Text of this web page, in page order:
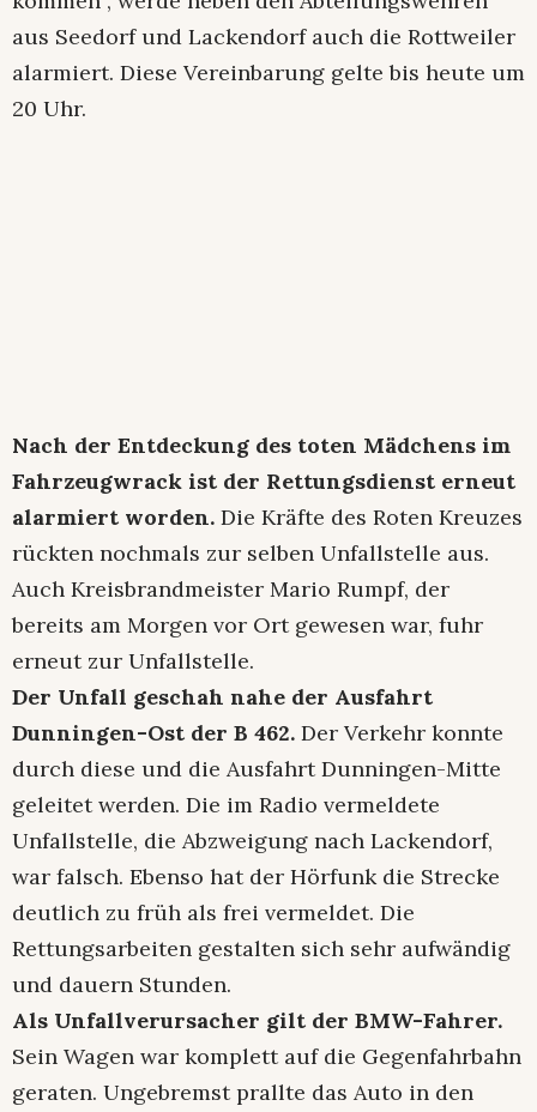
aus Seedorf und Lackendorf auch die Rottweiler
alarmiert. Diese Vereinbarung gelte bis heute um
20 Uhr.
Nach der Entdeckung des toten Mädchens im
Fahrzeugwrack ist der Rettungsdienst erneut
alarmiert worden. Die Kräfte des Roten Kreuzes
rückten nochmals zur selben Unfallstelle aus.
Auch Kreisbrandmeister Mario Rumpf, der
bereits am Morgen vor Ort gewesen war, fuhr
erneut zur Unfallstelle.
Der Unfall geschah nahe der Ausfahrt
Dunningen-Ost der B 462. Der Verkehr konnte
durch diese und die Ausfahrt Dunningen-Mitte
geleitet werden. Die im Radio vermeldete
Unfallstelle, die Abzweigung nach Lackendorf,
war falsch. Ebenso hat der Hörfunk die Strecke
deutlich zu früh als frei vermeldet. Die
Rettungsarbeiten gestalten sich sehr aufwändig
und dauern Stunden.
Als Unfallverursacher gilt der BMW-Fahrer.
Sein Wagen war komplett auf die Gegenfahrbahn
geraten. Ungebremst prallte das Auto in den